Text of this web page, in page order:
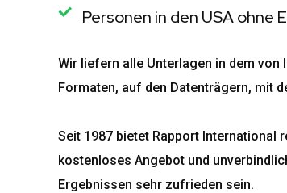
Personen in den USA ohne
Wir liefern alle Unterlagen in dem von
Formaten, auf den Datenträgern, mit
Seit 1987 bietet Rapport International
kostenloses Angebot und
Ergebnissen sehr zufrieden sein.